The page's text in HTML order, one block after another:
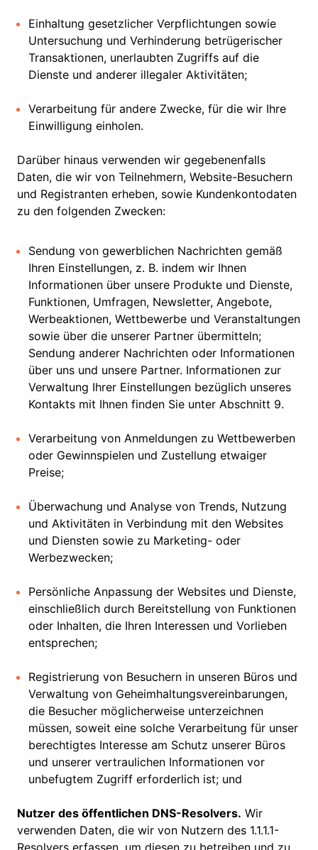
Einhaltung gesetzlicher Verpflichtungen sowie
Untersuchung und Verhinderung betrügerischer
Transaktionen, unerlaubten Zugriffs auf die
Dienste und anderer illegaler Aktivitäten;
Verarbeitung für andere Zwecke, für die wir Ihre
Einwilligung einholen.
Darüber hinaus verwenden wir gegebenenfalls
Daten, die wir von Teilnehmern, Website-Besuchern
und Registranten erheben, sowie Kundenkontodaten
zu den folgenden Zwecken:
Sendung von gewerblichen Nachrichten gemäß
Ihren Einstellungen, z. B. indem wir Ihnen
Informationen über unsere Produkte und Dienste,
Funktionen, Umfragen, Newsletter, Angebote,
Werbeaktionen, Wettbewerbe und Veranstaltungen
sowie über die unserer Partner übermitteln;
Sendung anderer Nachrichten oder Informationen
über uns und unsere Partner. Informationen zur
Verwaltung Ihrer Einstellungen bezüglich unseres
Kontakts mit Ihnen finden Sie unter Abschnitt 9.
Verarbeitung von Anmeldungen zu Wettbewerben
oder Gewinnspielen und Zustellung etwaiger
Preise;
Überwachung und Analyse von Trends, Nutzung
und Aktivitäten in Verbindung mit den Websites
und Diensten sowie zu Marketing- oder
Werbezwecken;
Persönliche Anpassung der Websites und Dienste,
einschließlich durch Bereitstellung von Funktionen
oder Inhalten, die Ihren Interessen und Vorlieben
entsprechen;
Registrierung von Besuchern in unseren Büros und
Verwaltung von Geheimhaltungsvereinbarungen,
die Besucher möglicherweise unterzeichnen
müssen, soweit eine solche Verarbeitung für unser
berechtigtes Interesse am Schutz unserer Büros
und unserer vertraulichen Informationen vor
unbefugtem Zugriff erforderlich ist; und
Nutzer des öffentlichen DNS-Resolvers. Wir
verwenden Daten, die wir von Nutzern des 1.1.1.1-
Resolvers erfassen, um diesen zu betreiben und zu